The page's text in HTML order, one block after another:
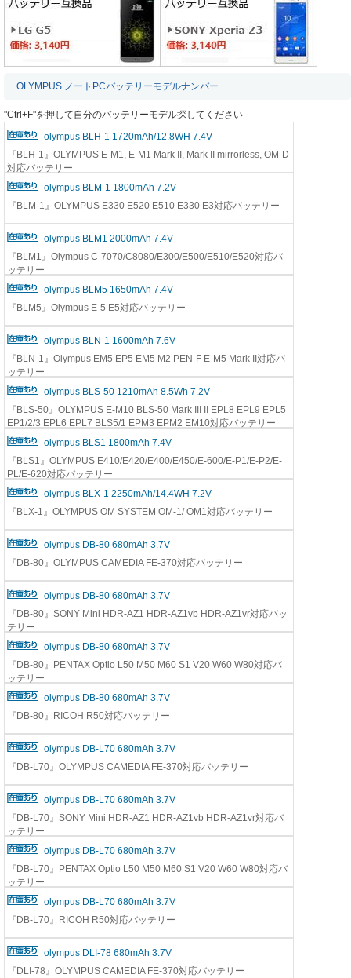
OLYMPUS ノートPCバッテリーモデルナンバー
"Ctrl+F"を押して自分のバッテリーモデル探してください
olympus BLH-1 1720mAh/12.8WH 7.4V
『BLH-1』OLYMPUS E-M1, E-M1 Mark II, Mark II mirrorless, OM-D
対応バッテリー
olympus BLM-1 1800mAh 7.2V
『BLM-1』OLYMPUS E330 E520 E510 E330 E3対応バッテリー
olympus BLM1 2000mAh 7.4V
『BLM1』Olympus C-7070/C8080/E300/E500/E510/E520対応バ
ッテリー
olympus BLM5 1650mAh 7.4V
『BLM5』Olympus E-5 E5対応バッテリー
olympus BLN-1 1600mAh 7.6V
『BLN-1』Olympus EM5 EP5 EM5 M2 PEN-F E-M5 Mark II対応バ
ッテリー
olympus BLS-50 1210mAh 8.5Wh 7.2V
『BLS-50』OLYMPUS E-M10 BLS-50 Mark III II EPL8 EPL9 EPL5
EP1/2/3 EPL6 EPL7 BLS5/1 EPM3 EPM2 EM10対応バッテリー
olympus BLS1 1800mAh 7.4V
『BLS1』OLYMPUS E410/E420/E400/E450/E-600/E-P1/E-P2/E-
PL/E-620対応バッテリー
olympus BLX-1 2250mAh/14.4WH 7.2V
『BLX-1』OLYMPUS OM SYSTEM OM-1/ OM1対応バッテリー
olympus DB-80 680mAh 3.7V
『DB-80』OLYMPUS CAMEDIA FE-370対応バッテリー
olympus DB-80 680mAh 3.7V
『DB-80』SONY Mini HDR-AZ1 HDR-AZ1vb HDR-AZ1vr対応バッ
テリー
olympus DB-80 680mAh 3.7V
『DB-80』PENTAX Optio L50 M50 M60 S1 V20 W60 W80対応バ
ッテリー
olympus DB-80 680mAh 3.7V
『DB-80』RICOH R50対応バッテリー
olympus DB-L70 680mAh 3.7V
『DB-L70』OLYMPUS CAMEDIA FE-370対応バッテリー
olympus DB-L70 680mAh 3.7V
『DB-L70』SONY Mini HDR-AZ1 HDR-AZ1vb HDR-AZ1vr対応バ
ッテリー
olympus DB-L70 680mAh 3.7V
『DB-L70』PENTAX Optio L50 M50 M60 S1 V20 W60 W80対応バ
ッテリー
olympus DB-L70 680mAh 3.7V
『DB-L70』RICOH R50対応バッテリー
olympus DLI-78 680mAh 3.7V
『DLI-78』OLYMPUS CAMEDIA FE-370対応バッテリー